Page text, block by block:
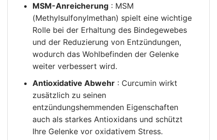
MSM-Anreicherung: MSM
(Methylsulfonylmethan) spielt eine wichtige
Rolle bei der Erhaltung des Bindegewebes
und der Reduzierung von Entzündungen,
wodurch das Wohlbefinden der Gelenke
weiter verbessert wird.
Antioxidative Abwehr: Curcumin wirkt
zusätzlich zu seinen
entzündungshemmenden Eigenschaften
auch als starkes Antioxidans und schützt
Ihre Gelenke vor oxidativem Stress.